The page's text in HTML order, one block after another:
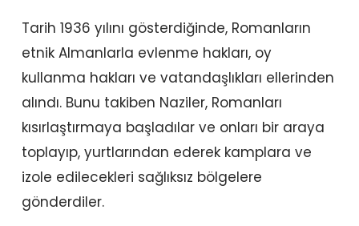
Tarih 1936 yılını gösterdiğinde, Romanların
etnik Almanlarla evlenme hakları, oy
kullanma hakları ve vatandaşlıkları ellerinden
alındı. Bunu takiben Naziler, Romanları
kısırlaştırmaya başladılar ve onları bir araya
toplayıp, yurtlarından ederek kamplara ve
izole edilecekleri sağlıksız bölgelere
gönderdiler.